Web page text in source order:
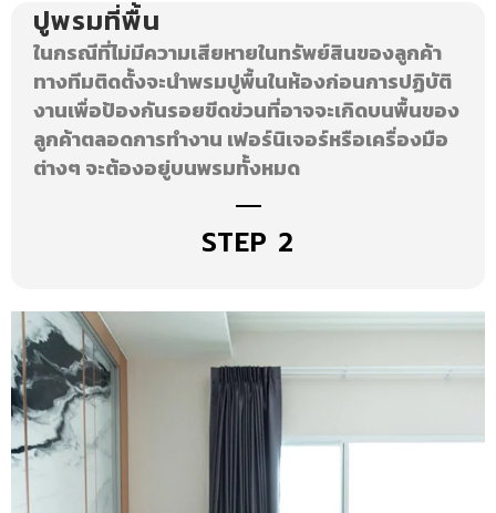
ปูพรมที่พื้น
ในกรณีที่ไม่มีความเสียหายในทรัพย์สินของลูกค้า
ทางทีมติดตั้งจะนําพรมปูพื้นในห้องก่อนการปฏิบัติ
งานเพื่อป้องกันรอยขีดข่วนที่อาจจะเกิดบนพื้นของ
ลูกค้าตลอดการทำงาน เฟอร์นิเจอร์หรือเครื่องมือ
ต่างๆ จะต้องอยู่บนพรมทั้งหมด
STEP 2